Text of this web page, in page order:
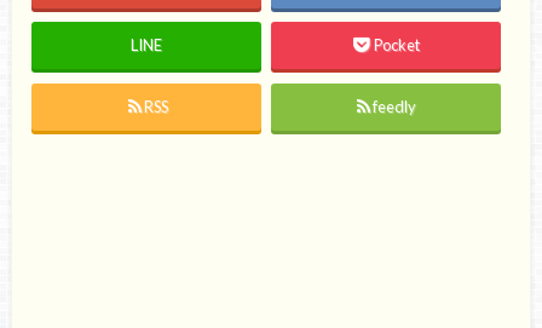
LINE Pocket
RSS feedly